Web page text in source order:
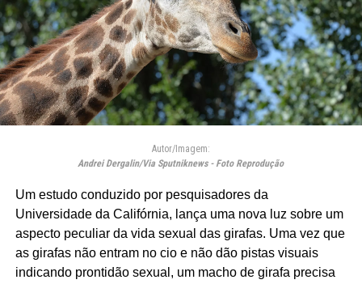
Autor/Imagem:
Andrei Dergalin/Via Sputniknews - Foto Reprodução
Um estudo conduzido por pesquisadores da
Universidade da Califórnia, lança uma nova luz sobre um
aspecto peculiar da vida sexual das girafas. Uma vez que
as girafas não entram no cio e não dão pistas visuais
indicando prontidão sexual, um macho de girafa precisa